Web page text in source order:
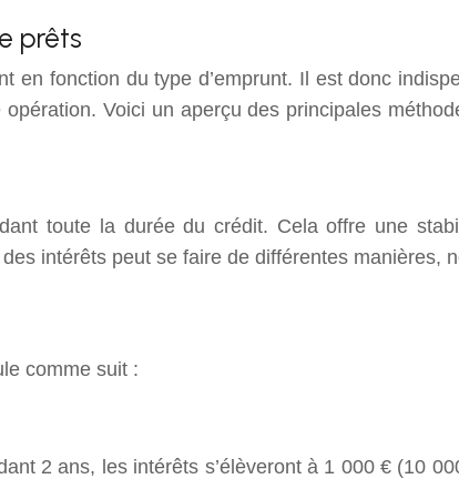
prêts
en fonction du type d’emprunt. Il est donc
Voici un aperçu des principales
toute la durée du crédit. Cela offre une
intérêts peut se faire de différentes manières,
comme suit :
2 ans, les intérêts s’élèveront à 1 000 € (10